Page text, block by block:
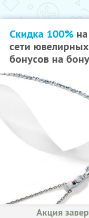
Скидка 100%
сети
бонусов на
Акция